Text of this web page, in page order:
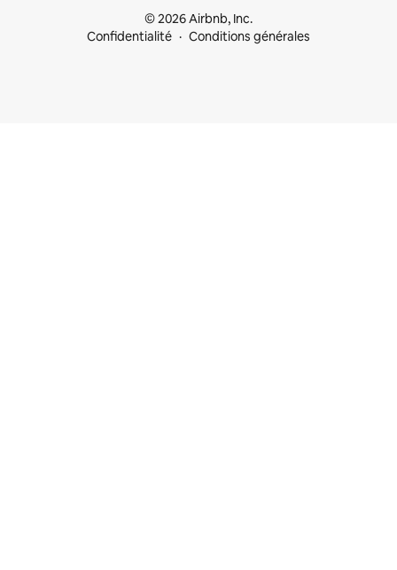
© 2026 Airbnb, Inc.
Confidentialité
Conditions générales